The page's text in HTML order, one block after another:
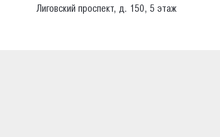
Лиговский проспект, д. 150, 5 этаж